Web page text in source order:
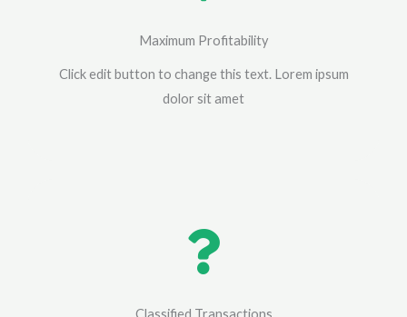
Maximum Profitability
Click edit button to change this text. Lorem ipsum
dolor sit amet